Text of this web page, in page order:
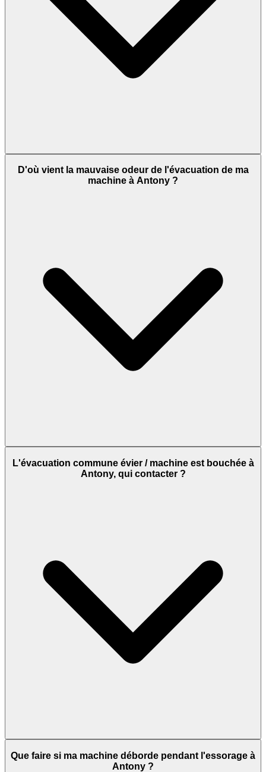
D'où vient la mauvaise odeur de l'évacuation de ma
machine à Antony ?
L'évacuation commune évier / machine est bouchée à
Antony, qui contacter ?
Que faire si ma machine déborde pendant l'essorage à
Antony ?